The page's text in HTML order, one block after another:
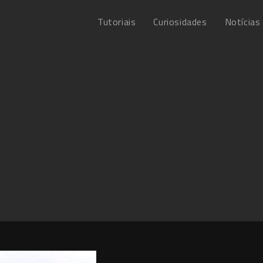
Tutoriais Curiosidades Notícias